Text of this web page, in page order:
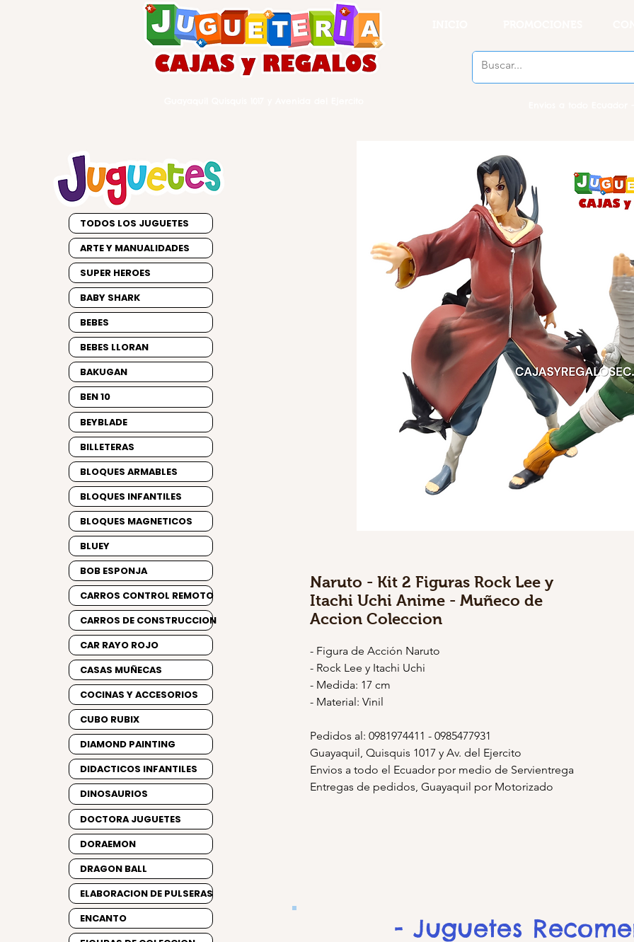
Naruto - Kit 2 Figuras Rock Lee y
Itachi Uchi Anime - Muñeco de
Accion Coleccion
- Figura de Acción Naruto
- Rock Lee y Itachi Uchi
- Medida: 17 cm
- Material: Vinil
Pedidos al: 0981974411 - 0985477931
Guayaquil, Quisquis 1017 y Av. del Ejercito
Envios a todo el Ecuador por medio de Servientrega
Entregas de pedidos, Guayaquil por Motorizado
- Juguetes
TODOS LOS JUGUETES
ARTE Y MANUALIDADES
SUPER HEROES
BABY SHARK
BEBES
BEBES LLORAN
BAKUGAN
BEN 10
BEYBLADE
BILLETERAS
BLOQUES ARMABLES
BLOQUES INFANTILES
BLOQUES MAGNETICOS
BLUEY
BOB ESPONJA
CARROS CONTROL REMOTO
CARROS DE CONSTRUCCION
CAR RAYO ROJO
CASAS MUÑECAS
COCINAS Y ACCESORIOS
CUBO RUBIX
DIAMOND PAINTING
DIDACTICOS INFANTILES
DINOSAURIOS
DOCTORA JUGUETES
DORAEMON
DRAGON BALL
ELABORACION DE PULSERAS
ENCANTO